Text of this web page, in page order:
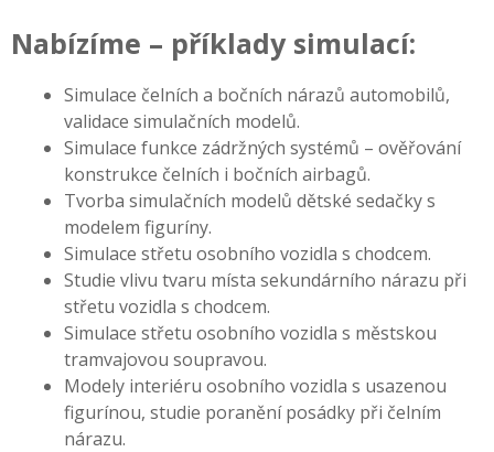
Nabízíme – příklady simulací:
Simulace čelních a bočních nárazů automobilů,
validace simulačních modelů.
Simulace funkce zádržných systémů – ověřování
konstrukce čelních i bočních airbagů.
Tvorba simulačních modelů dětské sedačky s
modelem figuríny.
Simulace střetu osobního vozidla s chodcem.
Studie vlivu tvaru místa sekundárního nárazu při
střetu vozidla s chodcem.
Simulace střetu osobního vozidla s městskou
tramvajovou soupravou.
Modely interiéru osobního vozidla s usazenou
figurínou, studie poranění posádky při čelním
nárazu.